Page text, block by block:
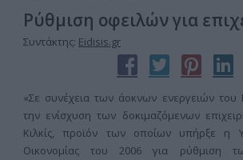
Ρύθμιση οφειλών για
Συντάκτης: Eidisis.gr
«Σε συνέχεια των άοκνων ενεργειών του
την ενίσχυση των δοκιμαζόμενων
Κιλκίς, προϊόν των οποίων υπήρξε η
Οικονομίας του 2006 για ρύθμιση